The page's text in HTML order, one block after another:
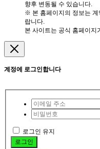
향후 변동될 수 있습니다.
※ 본 홈페이지의 정보는 계
랍니다.
본 사이트는 공식 홈페이지
계정에 로그인합니다
로그인 유지
로그인